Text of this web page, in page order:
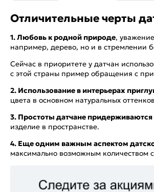
Отличительные черты
1. Любовь к родной природе,
например, дерево, но и в стремлении
Сейчас в приоритете у датчан
с этой страны пример обращения с
2. Использование в интерьерах
цвета в основном натуральных
3. Простоты датчане придерживаются
изделие в пространстве.
4. Еще одним важным аспектом
максимально возможным количеством